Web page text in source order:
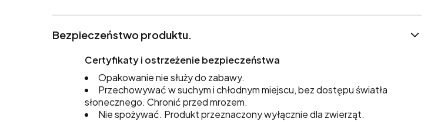
Bezpieczeństwo produktu.
Certyfikaty i ostrzeżenie bezpieczeństwa
Opakowanie nie służy do zabawy.
Przechowywać w suchym i chłodnym miejscu, bez dostępu światła
słonecznego. Chronić przed mrozem.
Nie spożywać. Produkt przeznaczony wyłącznie dla zwierząt.